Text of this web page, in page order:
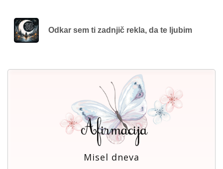
Odkar sem ti zadnjič rekla, da te ljubim
Misel dneva